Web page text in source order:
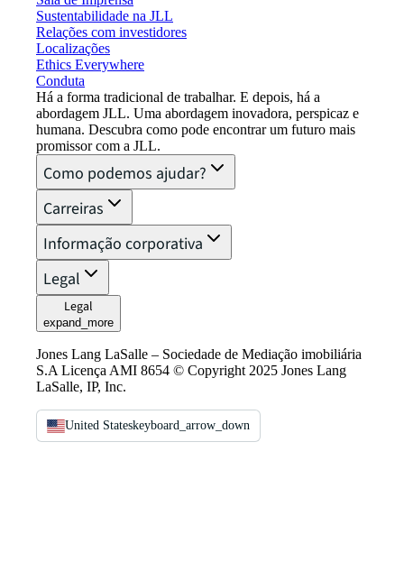
Sustentabilidade na JLL
Relações com investidores
Localizações
Ethics Everywhere
Conduta
Há a forma tradicional de trabalhar. E depois, há a
abordagem JLL. Uma abordagem inovadora, perspicaz e
humana. Descubra como pode encontrar um futuro mais
promissor com a JLL.
Como podemos ajudar?
Carreiras
Informação corporativa
Legal
Legal
expand_more
Jones Lang LaSalle – Sociedade de Mediação imobiliária
S.A Licença AMI 8654 © Copyright 2025 Jones Lang
LaSalle, IP, Inc.
United Stateskeyboard_arrow_down